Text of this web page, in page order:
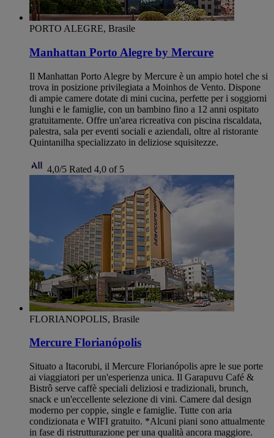
PORTO ALEGRE, Brasile
Manhattan Porto Alegre by Mercure
Il Manhattan Porto Alegre by Mercure è un ampio hotel che si
trova in posizione privilegiata a Moinhos de Vento. Dispone
di ampie camere dotate di mini cucina, perfette per i soggiorni
lunghi e le famiglie, con un bambino fino a 12 anni ospitato
gratuitamente. Offre un'area ricreativa con piscina riscaldata,
palestra, sala per eventi sociali e aziendali, oltre al ristorante
Quintanilha specializzato in deliziose squisitezze.
4,0/5 Rated 4,0 of 5
FLORIANOPOLIS, Brasile
Mercure Florianópolis
Situato a Itacorubi, il Mercure Florianópolis apre le sue porte
ai viaggiatori per un'esperienza unica. Il Garapuvu Café &
Bistrô serve caffè speciali deliziosi e tradizionali, brunch,
snack e un'eccellente selezione di vini. Camere dal design
moderno per coppie, single e famiglie. Tutte con aria
condizionata e WIFI gratuito. *Alcuni piani sono attualmente
in fase di ristrutturazione per una qualità ancora maggiore.